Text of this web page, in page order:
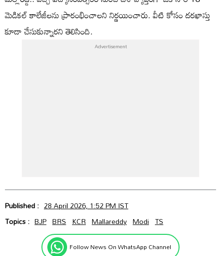
మెడికల్ కాలేజీలను ప్రారంభించాలని నిర్ణయించారు. వీటి కోసం దరఖాస్తు
కూడా చేసుకున్నారని తెలిసింది.
Published : 28 April 2026, 1:52 PM IST
Topics : BJP BRS KCR Mallareddy Modi TS
Follow News On WhatsApp Channel